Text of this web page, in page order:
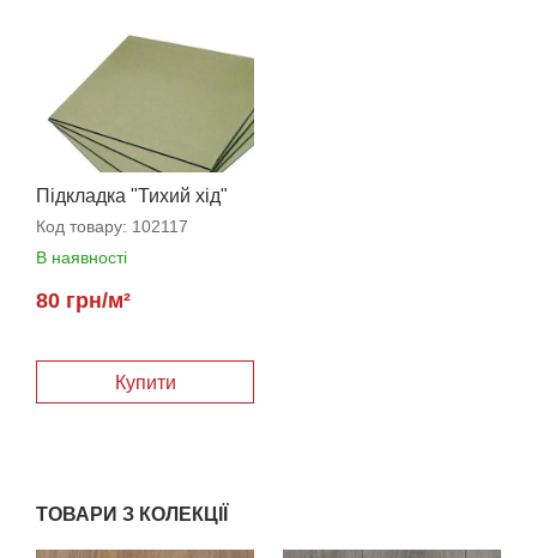
Підкладка "Тихий хід"
3,5 мм
Код товару: 102117
В наявності
80 грн/м²
Купити
ТОВАРИ З КОЛЕКЦІЇ